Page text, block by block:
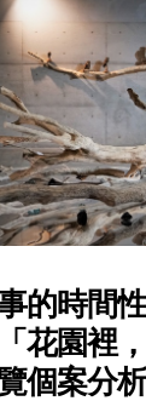
的時間
花園裡
個案分析